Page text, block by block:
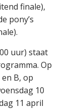
finale),
pony’s
uur) staat
Op
B, op
10
11 april